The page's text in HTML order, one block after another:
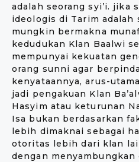
adalah seorang syi’i. jika
ideologis di Tarim adalah
mungkin bermakna
kedudukan Klan Baalwi
mempunyai kekuatan
orang sunni agar
kenyataannya, arus-
jadi pengakuan Klan
Hasyim atau keturunan
Isa bukan berdasarkan
lebih dimaknai sebagai
otoritas lebih dari klan
dengan